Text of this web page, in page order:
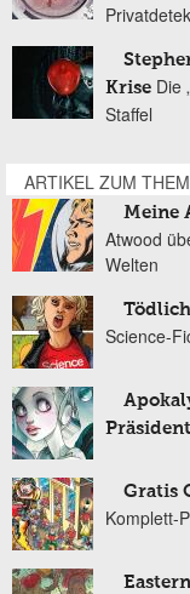
Krise Die
Staffel
ARTIKEL ZUM
Meine
Atwood
Welten
Science-
Gratis
Komplett-